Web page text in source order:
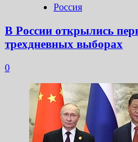
Россия
В России открылись
трехдневных выборах
0